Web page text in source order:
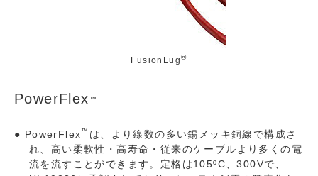
FusionLug®
PowerFlex ™
PowerFlex™ は、より線数の多い錫メッキ銅線で構成さ
れ、高い柔軟性・高寿命・従来のケーブルより多くの電
流を流すことができます。定格は105ºC、300Vで、